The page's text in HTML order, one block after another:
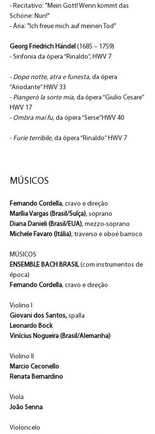
- Recitativo: "Mein Gott! Wenn kömmt das
Schöne: Nun!"
- Ária: "Ich freue mich auf meinen Tod"
Georg Friedrich Händel (1685 – 1759)
- Sinfonia da ópera “Rinaldo”, HWV 7
- Dopo notte, atra e funesta, da ópera
- Piangerò la sorte mia, da ópera “Giulio Cesare”
- Ombra mai fu, da ópera “Serse”HWV 40
- Furie terribile, da ópera “Rinaldo” HWV 7
MÚSICOS
Fernando Cordella, cravo e direção
Marília Vargas (Brasil/Suíça), soprano
Diana Danieli (Brasil/EUA), mezzo-soprano
Michele Favaro (Itália), traverso e oboé barroco
MÚSICOS
ENSEMBLE BACH BRASIL (com instrumentos de
época)
Fernando Cordella, cravo e direção
Violino I
Giovani dos Santos, spalla
Leonardo Bock
Vinícius Nogueira (Brasil/Alemanha)
Violino II
Marcio Ceconello
Renata Bernardino
Viola
João Senna
Violoncelo